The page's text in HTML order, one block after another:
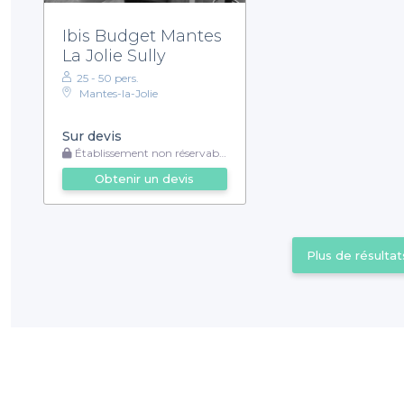
Ibis Budget Mantes
La Jolie Sully
25 - 50 pers.
Mantes-la-Jolie
Sur devis
Établissement non réservable
Obtenir un devis
Plus de